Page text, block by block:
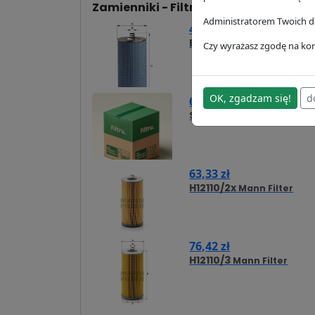
Zamienniki - Filtr oleju SO4200
49,43 zł
E251HD11Hengst
60,45 zł
SO3327
63,33 zł
H12110/2x Mann Filter
76,42 zł
H12110/3 Mann Filter
Administratorem Twoich
Czy wyrażasz zgodę na
OK, zgadzam się!